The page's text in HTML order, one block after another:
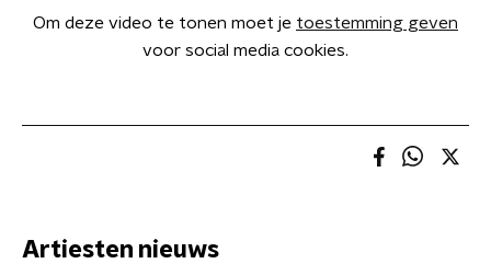
Om deze video te tonen moet je toestemming geven
voor social media cookies.
Artiesten nieuws